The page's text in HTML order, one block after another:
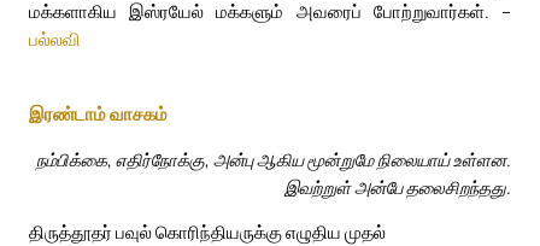
மக்களாகிய இஸ்ரயேல் மக்களும் அவரைப் போற்றுவார்கள். –
பல்லவி
இரண்டாம் வாசகம்
நம்பிக்கை, எதிர்நோக்கு, அன்பு ஆகிய மூன்றுமே நிலையாய் உள்ளன.
இவற்றுள் அன்பே தலைசிறந்தது.
திருத்தூதர் பவுல் கொரிந்தியருக்கு எழுதிய முதல்